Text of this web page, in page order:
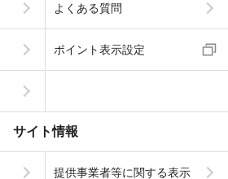
よくある質問
ポイント表示設定
サイト情報
提供事業者等に関する表示